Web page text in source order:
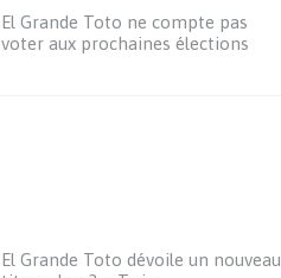
El Grande Toto ne compte pas
voter aux prochaines élections
El Grande Toto dévoile un nouveau